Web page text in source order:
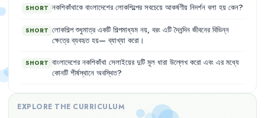
SHORT নকশিকাঁথাকে বাংলাদেশের লোকশিল্পের সবচেয়ে আকর্ষণীয় নিদর্শন বলা হয় কেন?
SHORT লোকশিল্প শুধুমাত্র একটি শিল্পমাধ্যম নয়, বরং এটি দৈনন্দিন জীবনের বিভিন্ন
ক্ষেত্রে ব্যবহৃত হয়— ব্যাখ্যা করো ।
SHORT বাংলাদেশের নকশিকাঁথা সেলাইয়ের দুটি মূল ধারা উল্লেখ করো এবং এর মধ্যে
কোনটি শীর্ষস্থানে অবস্থিত?
EXPLORE THE CURRICULUM